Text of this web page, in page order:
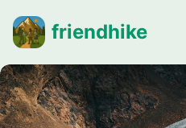
friendhike